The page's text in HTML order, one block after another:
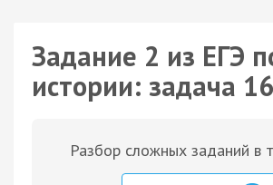
Задание 2 из ЕГЭ
истории: задача
Разбор сложных заданий в